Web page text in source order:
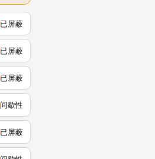
已屏蔽
已屏蔽
已屏蔽
间歇性
已屏蔽